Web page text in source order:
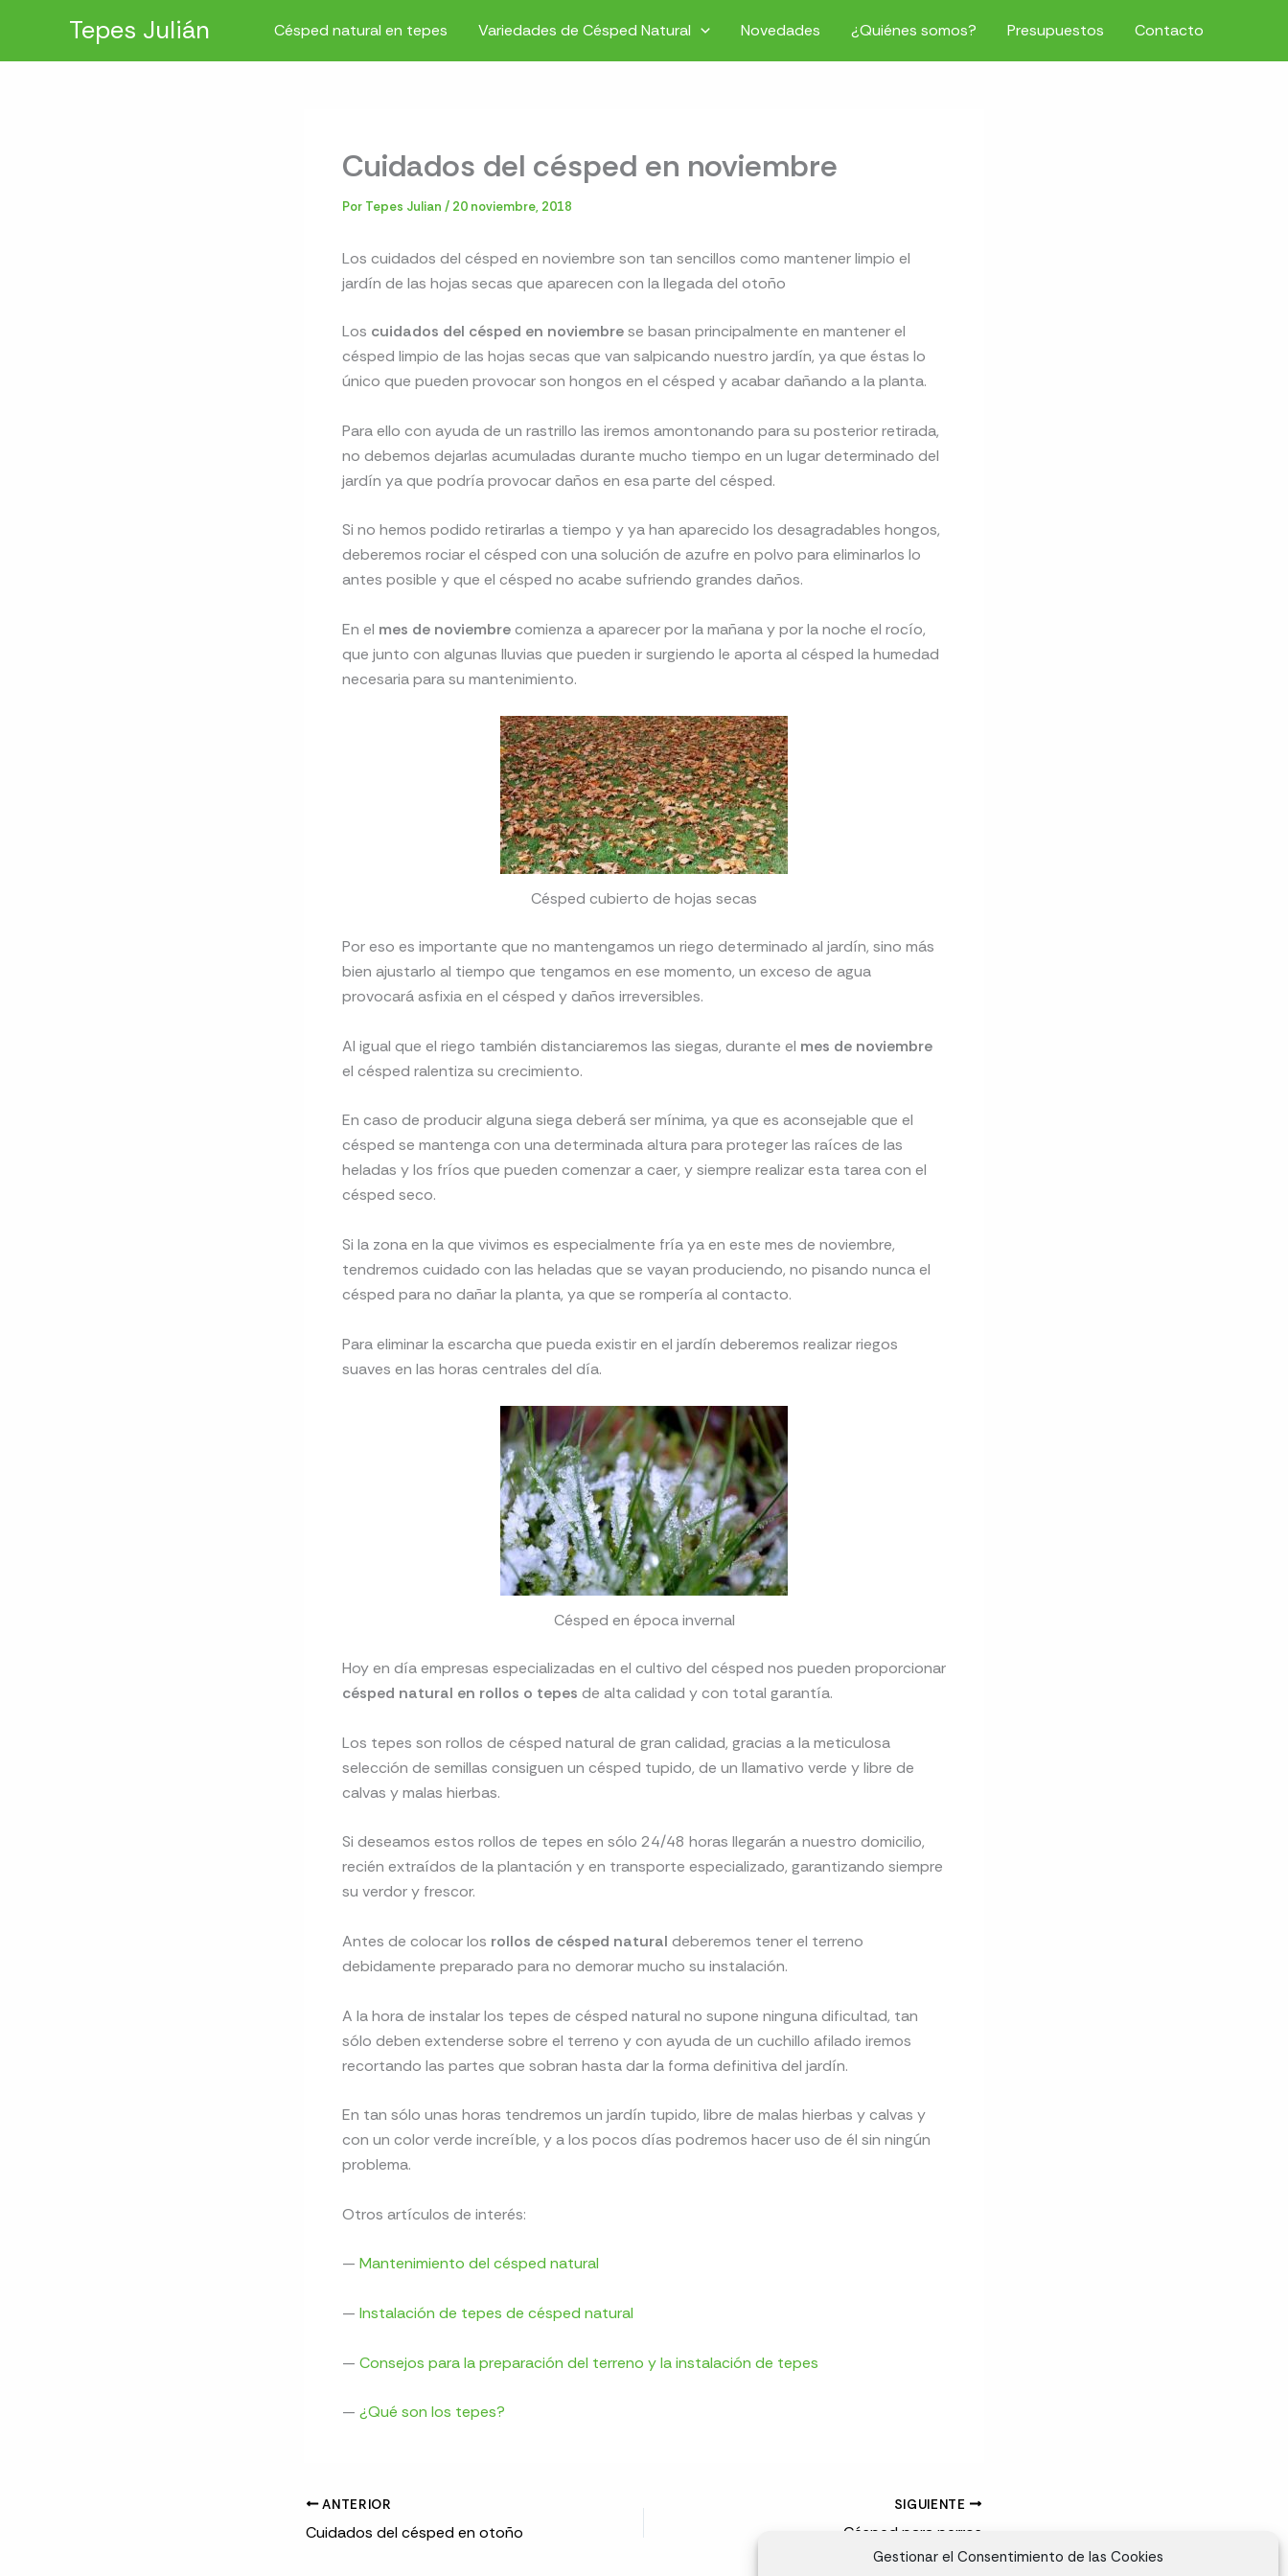
Gestionar el Consentimiento de las Cookies
contenido
Tepes Julián Césped natural en tepes Variedades de Césped Natural Novedades ¿Quiénes somos? Presupuestos Contacto
Cuidados del césped en noviembre
Por Tepes Julian / 20 noviembre, 2018
Los cuidados del césped en noviembre son tan sencillos como mantener limpio el
jardín de las hojas secas que aparecen con la llegada del otoño
Los cuidados del césped en noviembrese basan principalmente en mantener el
césped limpio de las hojas secas que van salpicando nuestro jardín, ya que éstas lo
único que pueden provocar son hongos en el césped y acabar dañando a la planta.
Para ello con ayuda de un rastrillo las iremos amontonando para su posterior retirada,
no debemos dejarlas acumuladas durante mucho tiempo en un lugar determinado del
jardín ya que podría provocar daños en esa parte del césped.
Si no hemos podido retirarlas a tiempo y ya han aparecido los desagradables hongos,
deberemos rociar el césped con una solución de azufre en polvo para eliminarlos lo
antes posible y que el césped no acabe sufriendo grandes daños.
En el mes de noviembrecomienza a aparecer por la mañana y por la noche el rocío,
que junto con algunas lluvias que pueden ir surgiendo le aporta al césped la humedad
necesaria para su mantenimiento.
Césped cubierto de hojas secas
Por eso es importante que no mantengamos un riego determinado al jardín, sino más
bien ajustarlo al tiempo que tengamos en ese momento, un exceso de agua
provocará asfixia en el césped y daños irreversibles.
Al igual que el riego también distanciaremos las siegas, durante el mes de noviembre
el césped ralentiza su crecimiento.
En caso de producir alguna siega deberá ser mínima, ya que es aconsejable que el
césped se mantenga con una determinada altura para proteger las raíces de las
heladas y los fríos que pueden comenzar a caer, y siempre realizar esta tarea con el
césped seco.
Si la zona en la que vivimos es especialmente fría ya en este mes de noviembre,
tendremos cuidado con las heladas que se vayan produciendo, no pisando nunca el
césped para no dañar la planta, ya que se rompería al contacto.
Para eliminar la escarcha que pueda existir en el jardín deberemos realizar riegos
suaves en las horas centrales del día.
Césped en época invernal
Hoy en día empresas especializadas en el cultivo del césped nos pueden proporcionar
césped natural en rollos o tepes de alta calidad y con total garantía.
Los tepes son rollos de césped natural de gran calidad, gracias a la meticulosa
selección de semillas consiguen un césped tupido, de un llamativo verde y libre de
calvas y malas hierbas.
Si deseamos estos rollos de tepes en sólo 24/48 horas llegarán a nuestro domicilio,
recién extraídos de la plantación y en transporte especializado, garantizando siempre
su verdor y frescor.
Antes de colocar los rollos de césped natural deberemos tener el terreno
debidamente preparado para no demorar mucho su instalación.
A la hora de instalar los tepes de césped natural no supone ninguna dificultad, tan
sólo deben extenderse sobre el terreno y con ayuda de un cuchillo afilado iremos
recortando las partes que sobran hasta dar la forma definitiva del jardín.
En tan sólo unas horas tendremos un jardín tupido, libre de malas hierbas y calvas y
con un color verde increíble, y a los pocos días podremos hacer uso de él sin ningún
problema.
Otros artículos de interés:
— Mantenimiento del césped natural
— Instalación de tepes de césped natural
— Consejos para la preparación del terreno y la instalación de tepes
— ¿Qué son los tepes?
ANTERIOR
Cuidados del césped en otoño
SIGUIENTE
Césped para perros